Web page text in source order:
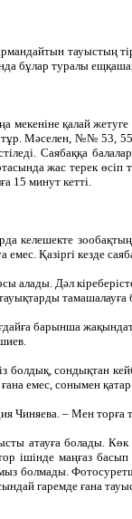
тауыстың
бұлар туралы
мекеніне қалай
тұр. Мәселен, №№ 53,
Саябаққа
жас терек
15 минут кетті.
келешекте
Қазіргі кезде
алады. Дәл
тамашалауға
барынша
болдық, сондықтан
емес, сонымен
– Мен торға
атауға болады.
ішінде маңғаз
болмады.
гаремде ғана